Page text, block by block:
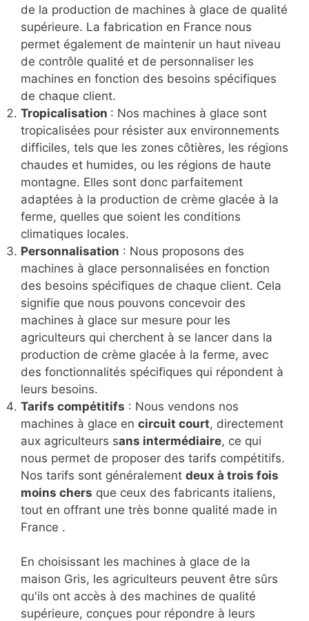
de la production de machines à glace de qualité
supérieure. La fabrication en France nous
permet également de maintenir un haut niveau
de contrôle qualité et de personnaliser les
machines en fonction des besoins spécifiques
de chaque client.
Tropicalisation : Nos machines à glace sont
tropicalisées pour résister aux environnements
difficiles, tels que les zones côtières, les régions
chaudes et humides, ou les régions de haute
montagne. Elles sont donc parfaitement
adaptées à la production de crème glacée à la
ferme, quelles que soient les conditions
climatiques locales.
Personnalisation : Nous proposons des
machines à glace personnalisées en fonction
des besoins spécifiques de chaque client. Cela
signifie que nous pouvons concevoir des
machines à glace sur mesure pour les
agriculteurs qui cherchent à se lancer dans la
production de crème glacée à la ferme, avec
des fonctionnalités spécifiques qui répondent à
leurs besoins.
Tarifs compétitifs : Nous vendons nos
machines à glace en circuit court, directement
aux agriculteurs sans intermédiaire, ce qui
nous permet de proposer des tarifs compétitifs.
Nos tarifs sont généralement deux à trois fois
moins chers que ceux des fabricants italiens,
tout en offrant une très bonne qualité made in
France .
En choisissant les machines à glace de la
maison Gris, les agriculteurs peuvent être sûrs
qu'ils ont accès à des machines de qualité
supérieure, conçues pour répondre à leurs